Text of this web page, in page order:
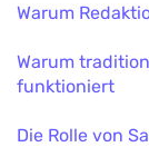
Warum
Warum
funktioniert
Die Rolle von